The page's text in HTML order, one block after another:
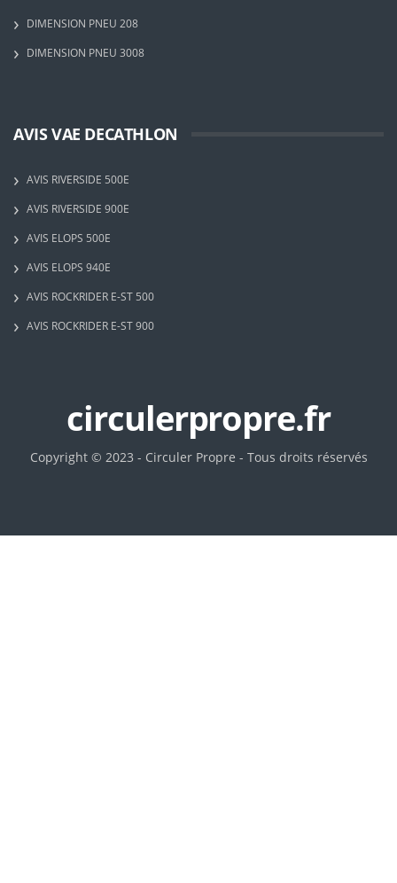
DIMENSION PNEU 208
DIMENSION PNEU 3008
AVIS VAE DECATHLON
AVIS RIVERSIDE 500E
AVIS RIVERSIDE 900E
AVIS ELOPS 500E
AVIS ELOPS 940E
AVIS ROCKRIDER E-ST 500
AVIS ROCKRIDER E-ST 900
circulerpropre.fr
Copyright © 2023 - Circuler Propre - Tous droits réservés